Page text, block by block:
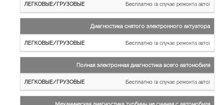
Легковые
и
Грузовые
автомобили
Бесплатно (в случае ремонта авто)
Диагностика снятого электронного актуатора
Бесплатно (в случае ремонта авто)
Полная электронная диагностика всего автомобиля
Бесплатно (в случае ремонта авто)